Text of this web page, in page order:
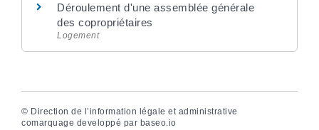
Déroulement d'une assemblée générale
des copropriétaires
Logement
© Direction de l’information légale et administrative
comarquage developpé par baseo.io